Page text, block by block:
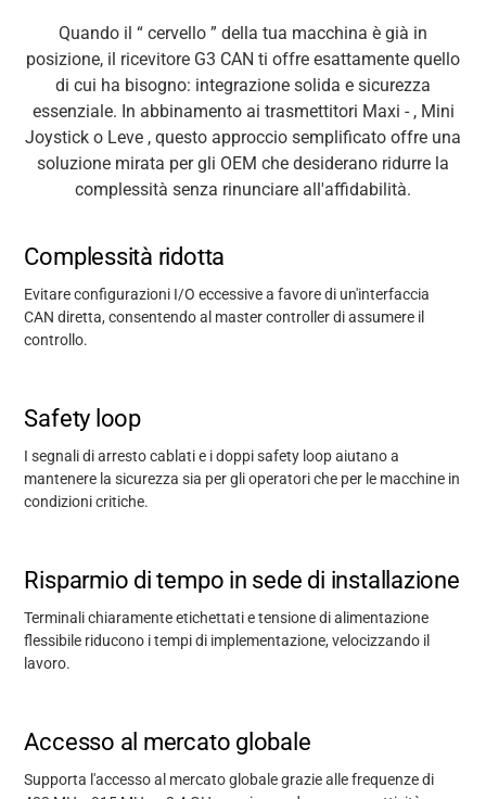
Quando il “ cervello ” della tua macchina è già in
posizione, il ricevitore G3 CAN ti offre esattamente quello
di cui ha bisogno: integrazione solida e sicurezza
essenziale. In abbinamento ai trasmettitori Maxi - , Mini
Joystick o Leve , questo approccio semplificato offre una
soluzione mirata per gli OEM che desiderano ridurre la
complessità senza rinunciare all'affidabilità.
Complessità ridotta
Evitare configurazioni I/O eccessive a favore di un'interfaccia
CAN diretta, consentendo al master controller di assumere il
controllo.
Safety loop
I segnali di arresto cablati e i doppi safety loop aiutano a
mantenere la sicurezza sia per gli operatori che per le macchine in
condizioni critiche.
Risparmio di tempo in sede di installazione
Terminali chiaramente etichettati e tensione di alimentazione
flessibile riducono i tempi di implementazione, velocizzando il
lavoro.
Accesso al mercato globale
Supporta l'accesso al mercato globale grazie alle frequenze di